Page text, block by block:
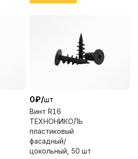
0₽/шт
Винт R16
ТЕХНОНИКОЛЬ
пластиковый
фасадный/
цокольный, 50 шт